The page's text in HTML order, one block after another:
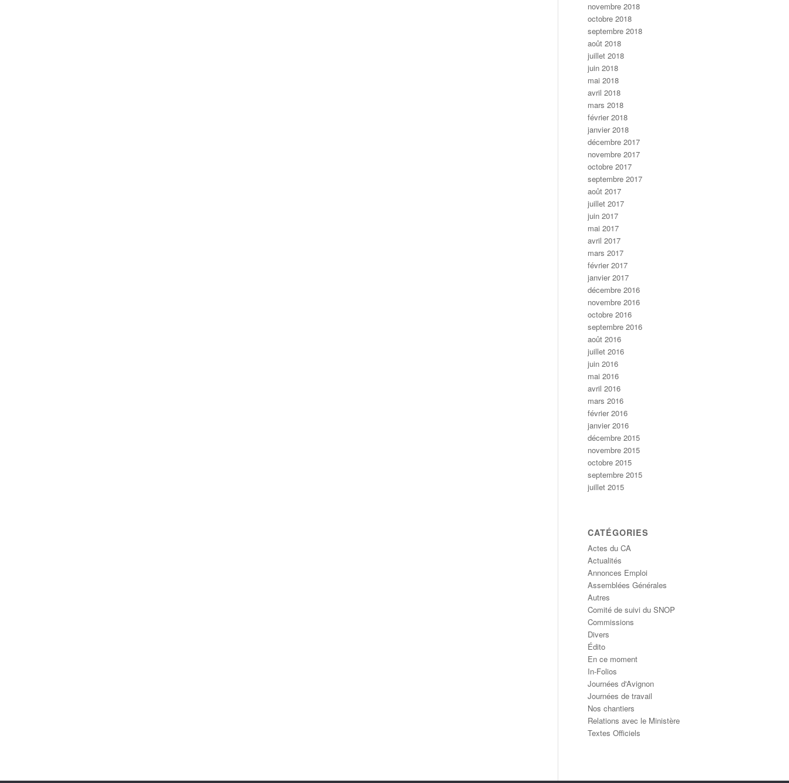
novembre 2018
octobre 2018
septembre 2018
août 2018
juillet 2018
juin 2018
mai 2018
avril 2018
mars 2018
février 2018
janvier 2018
décembre 2017
novembre 2017
octobre 2017
septembre 2017
août 2017
juillet 2017
juin 2017
mai 2017
avril 2017
mars 2017
février 2017
janvier 2017
décembre 2016
novembre 2016
octobre 2016
septembre 2016
août 2016
juillet 2016
juin 2016
mai 2016
avril 2016
mars 2016
février 2016
janvier 2016
décembre 2015
novembre 2015
octobre 2015
septembre 2015
juillet 2015
CATÉGORIES
Actes du CA
Actualités
Annonces Emploi
Assemblées Générales
Autres
Comité de suivi du SNOP
Commissions
Divers
Édito
En ce moment
In-Folios
Journées d'Avignon
Journées de travail
Nos chantiers
Relations avec le Ministère
Textes Officiels